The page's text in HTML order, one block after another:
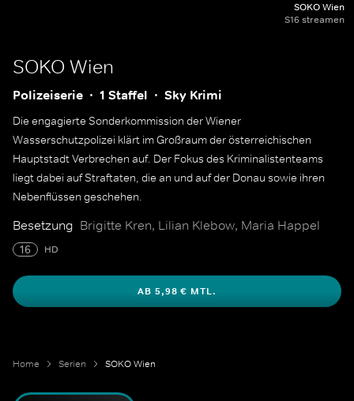
SOKO Wien
S16 streamen
SOKO Wien
Polizeiserie 1 Staffel Sky Krimi
Die engagierte Sonderkommission der Wiener
Wasserschutzpolizei klärt im Großraum der österreichischen
Hauptstadt Verbrechen auf. Der Fokus des Kriminalistenteams
liegt dabei auf Straftaten, die an und auf der Donau sowie ihren
Nebenflüssen geschehen.
Besetzung Brigitte Kren, Lilian Klebow, Maria Happel
16 HD
AB 5,98 € MTL.
Home Serien SOKO Wien